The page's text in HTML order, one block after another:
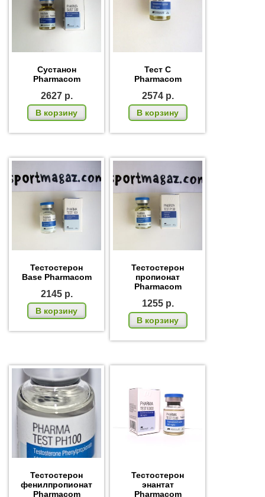
Сустанон
Pharmacom
2627 р.
В корзину
Тест C
Pharmacom
2574 р.
В корзину
Тестостерон
Base Pharmacom
2145 р.
В корзину
Тестостерон
пропионат
Pharmacom
1255 р.
В корзину
Тестостерон
фенилпропионат
Pharmacom
Тестостерон
энантат
Pharmacom